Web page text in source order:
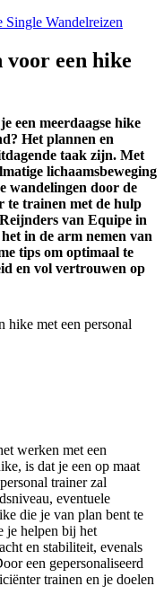
Wandelreizen
een hike
een meerdaagse hike
Het plannen en
taak zijn. Met
lichaamsbeweging
wandelingen door de
te trainen met de hulp
van Equipe in
in de arm nemen van
tips om optimaal te
en vol vertrouwen op
werken met een
is dat je een op maat
trainer zal
eventuele
die je van plan bent te
je helpen bij het
en stabiliteit, evenals
een gepersonaliseerd
trainen en je doelen